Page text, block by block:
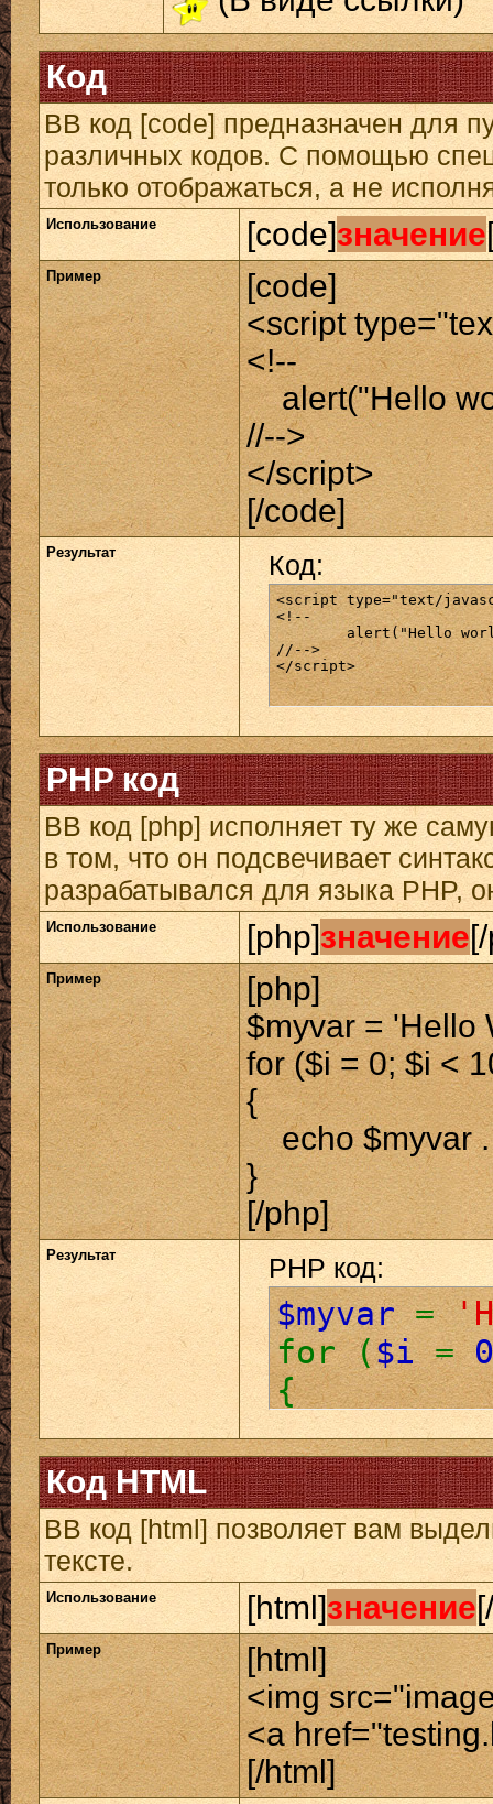
Код
BB код [code] предназначен для
различных кодов. С помощью
только отображаться, а не
Использование [code]значение
Пример
[code]
<script
<!--
alert("Hello
//-->
</script>
[/code]
Результат Код:
<script type="text/
<!--
	alert("Hello world!");
//-->
</script>
PHP код
BB код [php] исполняет ту же
в том, что он подсвечивает
разрабатывался для языка PHP,
Использование [php]значение
Пример
[php]
$myvar = 'Hello
for ($i = 0; $i <
{
echo $myvar .
}
[/php]
Результат PHP код:
$myvar=
for ($i=0
{
echo
}
Код HTML
BB код [html] позволяет вам
тексте.
Использование [html]значение
Пример
[html]
<img
<a
[/html]